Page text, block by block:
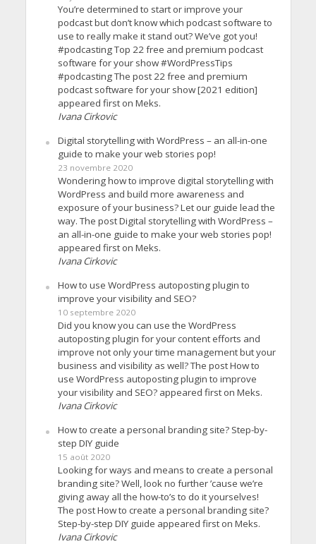
You’re determined to start or improve your
podcast but don’t know which podcast software to
use to really make it stand out? We’ve got you!
#podcasting Top 22 free and premium podcast
software for your show #WordPressTips
#podcasting The post 22 free and premium
podcast software for your show [2021 edition]
appeared first on Meks.
Ivana Cirkovic
Digital storytelling with WordPress – an all-in-one
guide to make your web stories pop!
23 novembre 2020
Wondering how to improve digital storytelling with
WordPress and build more awareness and
exposure of your business? Let our guide lead the
way. The post Digital storytelling with WordPress –
an all-in-one guide to make your web stories pop!
appeared first on Meks.
Ivana Cirkovic
How to use WordPress autoposting plugin to
improve your visibility and SEO?
10 septembre 2020
Did you know you can use the WordPress
autoposting plugin for your content efforts and
improve not only your time management but your
business and visibility as well? The post How to
use WordPress autoposting plugin to improve
your visibility and SEO? appeared first on Meks.
Ivana Cirkovic
How to create a personal branding site? Step-by-
step DIY guide
15 août 2020
Looking for ways and means to create a personal
branding site? Well, look no further ’cause we’re
giving away all the how-to’s to do it yourselves!
The post How to create a personal branding site?
Step-by-step DIY guide appeared first on Meks.
Ivana Cirkovic